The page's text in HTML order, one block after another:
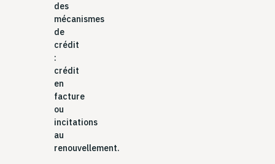
des
mécanismes
de
crédit
:
crédit
en
facture
ou
incitations
au
renouvellement.